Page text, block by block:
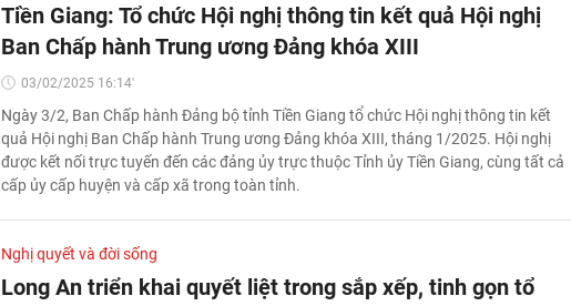
Tiền Giang: Tổ chức Hội nghị thông tin kết quả Hội nghị
Ban Chấp hành Trung ương Đảng khóa XIII
03/02/2025 16:14'
Ngày 3/2, Ban Chấp hành Đảng bộ tỉnh Tiền Giang tổ chức Hội nghị thông tin kết
quả Hội nghị Ban Chấp hành Trung ương Đảng khóa XIII, tháng 1/2025. Hội nghị
được kết nối trực tuyến đến các đảng ủy trực thuộc Tỉnh ủy Tiền Giang, cùng tất cả
cấp ủy cấp huyện và cấp xã trong toàn tỉnh.
Nghị quyết và đời sống
Long An triển khai quyết liệt trong sắp xếp, tinh gọn tổ